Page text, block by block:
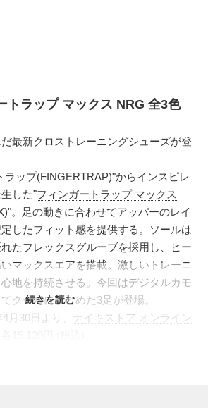
トラップ マックス NRG 全3色
最新クロストレーニングシューズが登
ラップ(FINGERTRAP)"からインスピレ
した"フィンガートラップ マックス
"。足の動きに合わせてアッパーのレイ
したフィット感を提供する。ソールは
たフレックスグルーブを採用し、ヒー
マックスエアを搭載。激しいトレーニ
地を持続させる。今回はデジタルカモ
クールにまとめた3足が登場。
月30日より、 ナイキストア オンライン
続きを読む